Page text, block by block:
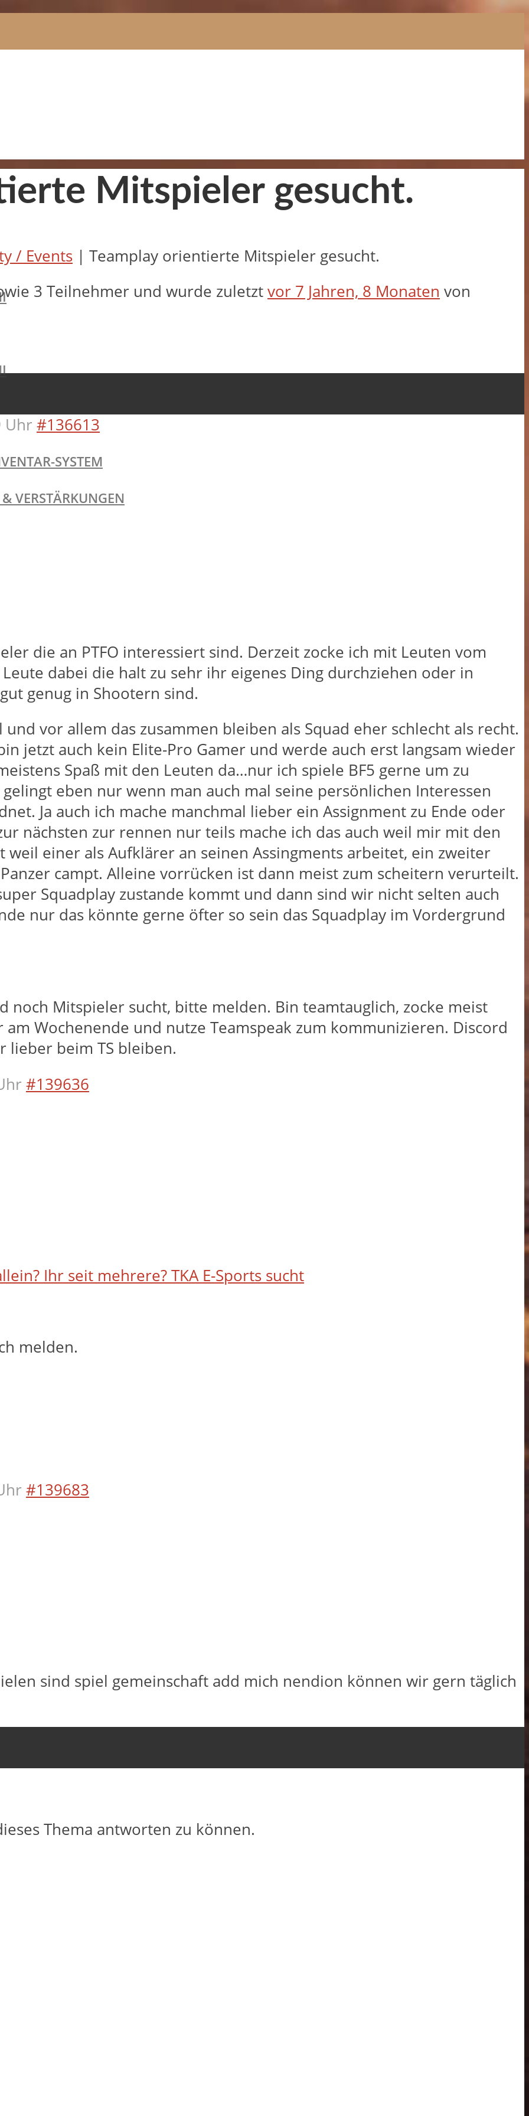
SYSTEM
VERSTÄRKUNGEN
Mitspieler gesucht.
/ Events | Teamplay orientierte Mitspieler gesucht.
3 Teilnehmer und wurde zuletzt vor 7 Jahren, 8 Monaten von
Uhr #136613
die an PTFO interessiert sind. Derzeit zocke ich mit Leuten vom
dabei die halt zu sehr ihr eigenes Ding durchziehen oder in
genug in Shootern sind.
vor allem das zusammen bleiben als Squad eher schlecht als recht.
jetzt auch kein Elite-Pro Gamer und werde auch erst langsam wieder
Spaß mit den Leuten da…nur ich spiele BF5 gerne um zu
eben nur wenn man auch mal seine persönlichen Interessen
Ja auch ich mache manchmal lieber ein Assignment zu Ende oder
nächsten zur rennen nur teils mache ich das auch weil mir mit den
weil einer als Aufklärer an seinen Assingments arbeitet, ein zweiter
campt. Alleine vorrücken ist dann meist zum scheitern verurteilt.
Squadplay zustande kommt und dann sind wir nicht selten auch
nur das könnte gerne öfter so sein das Squadplay im Vordergrund
noch Mitspieler sucht, bitte melden. Bin teamtauglich, zocke meist
Wochenende und nutze Teamspeak zum kommunizieren. Discord
lieber beim TS bleiben.
#139636
Ihr seit mehrere? TKA E-Sports sucht
melden.
#139683
sind spiel gemeinschaft add mich nendion können wir gern täglich
Thema antworten zu können.